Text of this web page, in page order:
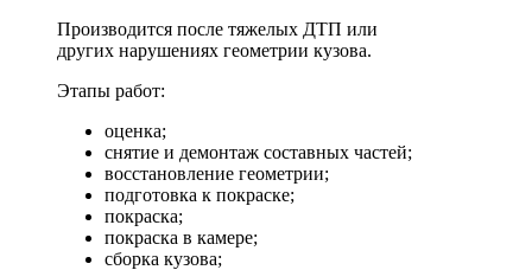
Производится после тяжелых ДТП или
других нарушениях геометрии кузова.
Этапы работ:
оценка;
снятие и демонтаж составных частей;
восстановление геометрии;
подготовка к покраске;
покраска;
покраска в камере;
сборка кузова;